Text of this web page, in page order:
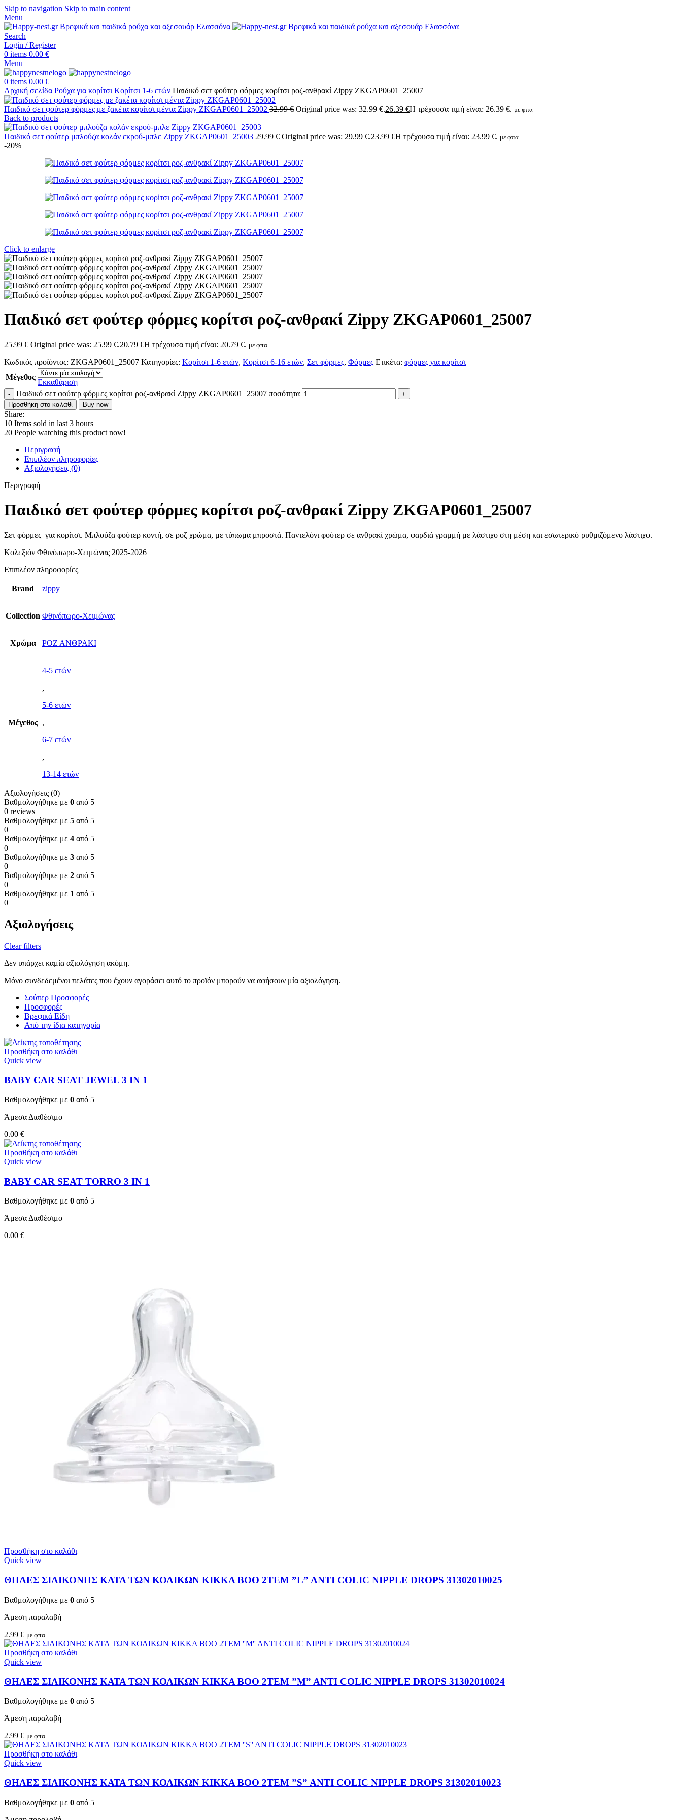
Skip to navigation Skip to main content
Menu
Search
Login / Register
0 items 0.00 €
Menu
0 items 0.00 €
Αρχική σελίδα Ρούχα για κορίτσι Κορίτσι 1-6 ετών Παιδικό σετ φούτερ φόρμες κορίτσι ροζ-ανθρακί Zippy ZKGAP0601_25007
Παιδικό σετ φούτερ φόρμες με ζακέτα κορίτσι μέντα Zippy ZKGAP0601_25002 32.99€ Original price was: 32.99 €.26.39 €Η τρέχουσα τιμή είναι: 26.39 €. με φπα
Back to products
Παιδικό σετ φούτερ μπλούζα κολάν εκρού-μπλε Zippy ZKGAP0601_25003 29.99€ Original price was: 29.99 €.23.99 €Η τρέχουσα τιμή είναι: 23.99 €. με φπα
-20%
Click to enlarge
Παιδικό σετ φούτερ φόρμες κορίτσι ροζ-ανθρακί Zippy ZKGAP0601_25007
25.99€ Original price was: 25.99 €.20.79 €Η τρέχουσα τιμή είναι: 20.79 €. με φπα
Κωδικός προϊόντος: ZKGAP0601_25007 Κατηγορίες: Κορίτσι 1-6 ετών, Κορίτσι 6-16 ετών, Σετ φόρμες, Φόρμες Ετικέτα: φόρμες για κορίτσι
Μέγεθος
Εκκαθάριση
Παιδικό σετ φούτερ φόρμες κορίτσι ροζ-ανθρακί Zippy ZKGAP0601_25007 ποσότητα
Προσθήκη στο καλάθι Buy now
Share:
10 Items sold in last 3 hours
20 People watching this product now!
Περιγραφή
Επιπλέον πληροφορίες
Αξιολογήσεις (0)
Περιγραφή
Παιδικό σετ φούτερ φόρμες κορίτσι ροζ-ανθρακί Zippy ZKGAP0601_25007
Σετ φόρμες για κορίτσι. Μπλούζα φούτερ κοντή, σε ροζ χρώμα, με τύπωμα μπροστά. Παντελόνι φούτερ σε ανθρακί χρώμα, φαρδιά γραμμή με λάστιχο στη μέση και εσωτερικό ρυθμιζόμενο λάστιχο.
Κολεξιόν Φθινόπωρο-Χειμώνας 2025-2026
Επιπλέον πληροφορίες
Brand zippy
Collection Φθινόπωρο-Χειμώνας
Χρώμα ΡΟΖ ΑΝΘΡΑΚΙ
Μέγεθος
4-5 ετών
,
5-6 ετών
,
6-7 ετών
,
13-14 ετών
Αξιολογήσεις (0)
Βαθμολογήθηκε με 0 από 5
0 reviews
Βαθμολογήθηκε με 5 από 5
0
Βαθμολογήθηκε με 4 από 5
0
Βαθμολογήθηκε με 3 από 5
0
Βαθμολογήθηκε με 2 από 5
0
Βαθμολογήθηκε με 1 από 5
0
Αξιολογήσεις
Clear filters
Δεν υπάρχει καμία αξιολόγηση ακόμη.
Μόνο συνδεδεμένοι πελάτες που έχουν αγοράσει αυτό το προϊόν μπορούν να αφήσουν μία αξιολόγηση.
Σούπερ Προσφορές
Προσφορές
Βρεφικά Είδη
Από την ίδια κατηγορία
Προσθήκη στο καλάθι
Quick view
BABY CAR SEAT JEWEL 3 ΙΝ 1
Βαθμολογήθηκε με 0 από 5
Άμεσα Διαθέσιμο
0.00 €
Προσθήκη στο καλάθι
Quick view
BABY CAR SEAT TORRO 3 ΙΝ 1
Βαθμολογήθηκε με 0 από 5
Άμεσα Διαθέσιμο
0.00 €
Προσθήκη στο καλάθι
Quick view
ΘΗΛΕΣ ΣΙΛΙΚΟΝΗΣ ΚΑΤΑ ΤΩΝ ΚΟΛΙΚΩΝ KIKKA BOO 2TEM ”L” ANTI COLIC NIPPLE DROPS 31302010025
Βαθμολογήθηκε με 0 από 5
Άμεση παραλαβή
2.99 € με φπα
Προσθήκη στο καλάθι
Quick view
ΘΗΛΕΣ ΣΙΛΙΚΟΝΗΣ ΚΑΤΑ ΤΩΝ ΚΟΛΙΚΩΝ KIKKA BOO 2TEM ”M” ANTI COLIC NIPPLE DROPS 31302010024
Βαθμολογήθηκε με 0 από 5
Άμεση παραλαβή
2.99 € με φπα
Προσθήκη στο καλάθι
Quick view
ΘΗΛΕΣ ΣΙΛΙΚΟΝΗΣ ΚΑΤΑ ΤΩΝ ΚΟΛΙΚΩΝ KIKKA BOO 2TEM ”S” ANTI COLIC NIPPLE DROPS 31302010023
Βαθμολογήθηκε με 0 από 5